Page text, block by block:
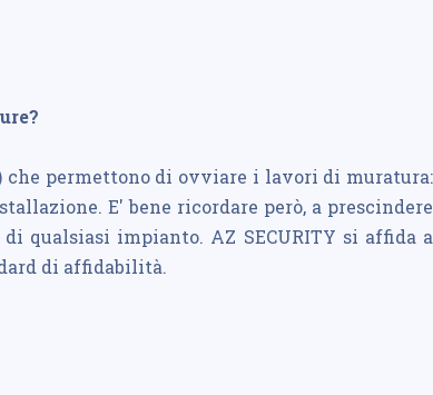
permettono di ovviare i lavori di muratura:
E' bene ricordare però, a prescindere
qualsiasi impianto. AZ SECURITY si affida a
di affidabilità.